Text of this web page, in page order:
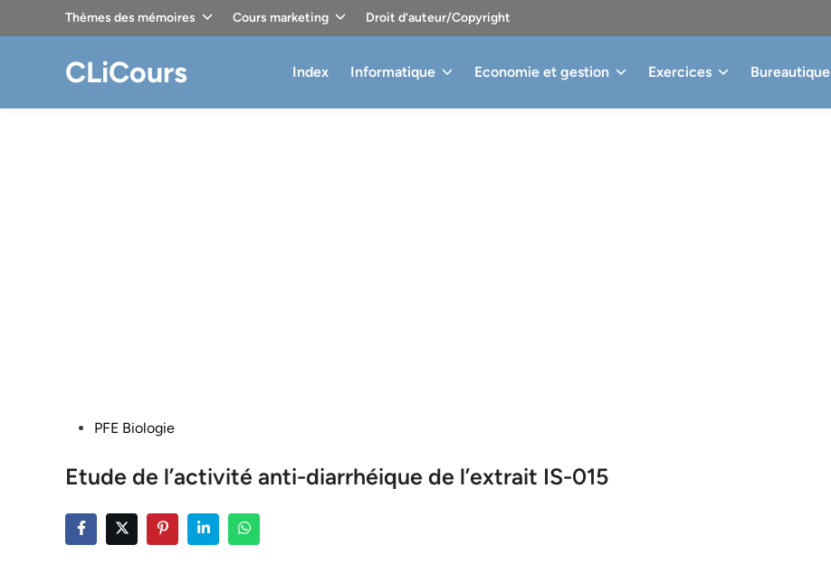
Thèmes des mémoires Cours marketing Droit d’auteur/Copyright
CLiCours Index Informatique Economie et gestion Exercices Bureautique
PostedPFE Biologie
Etude de l’activité anti-diarrhéique de l’extrait IS-015